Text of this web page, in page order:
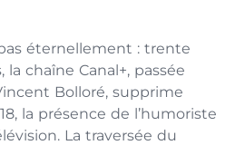
éternellement : trente
chaîne Canal+, passée
Bolloré, supprime
la présence de l’humoriste
La traversée du